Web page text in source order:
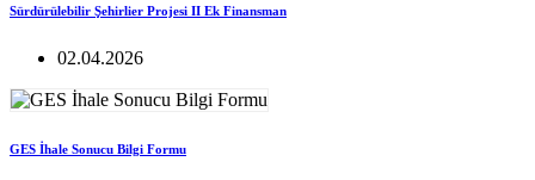
Sürdürülebilir Şehirlier Projesi II Ek Finansman
02.04.2026
GES İhale Sonucu Bilgi Formu